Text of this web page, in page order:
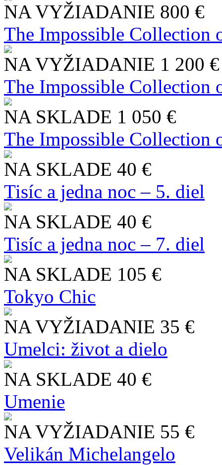
NA VYŽIADANIE 800 €
The Impossible Collection
NA VYŽIADANIE 1 200 €
The Impossible Collection
NA SKLADE 1 050 €
The Impossible Collection
NA SKLADE 40 €
Tisíc a jedna noc – 5. diel
NA SKLADE 40 €
Tisíc a jedna noc – 7. diel
NA SKLADE 105 €
Tokyo Chic
NA VYŽIADANIE 35 €
Umelci: život a dielo
NA SKLADE 40 €
Umenie
NA VYŽIADANIE 55 €
Velikán Michelangelo